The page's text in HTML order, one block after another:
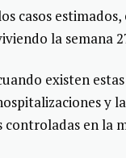
casos
la semana
existen
y
en la